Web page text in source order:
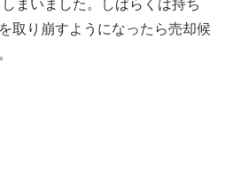
まいました。しばらくは持ち
取り崩すようになったら売却候